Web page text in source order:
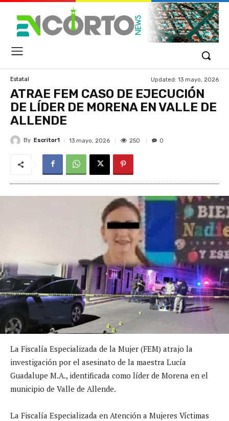
Estatal Updated: 13 mayo, 2026
ATRAE FEM CASO DE EJECUCIÓN
DE LÍDER DE MORENA EN VALLE DE
ALLENDE
By Escritor1 13 mayo, 2026 250 0
La Fiscalía Especializada de la Mujer (FEM) atrajo la
investigación por el asesinato de la maestra Lucía
Guadalupe M.A., identificada como líder de Morena en el
municipio de Valle de Allende.
La Fiscalía Especializada en Atención a Mujeres Víctimas